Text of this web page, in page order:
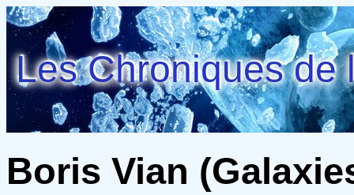
Les Chroniques de
Boris Vian